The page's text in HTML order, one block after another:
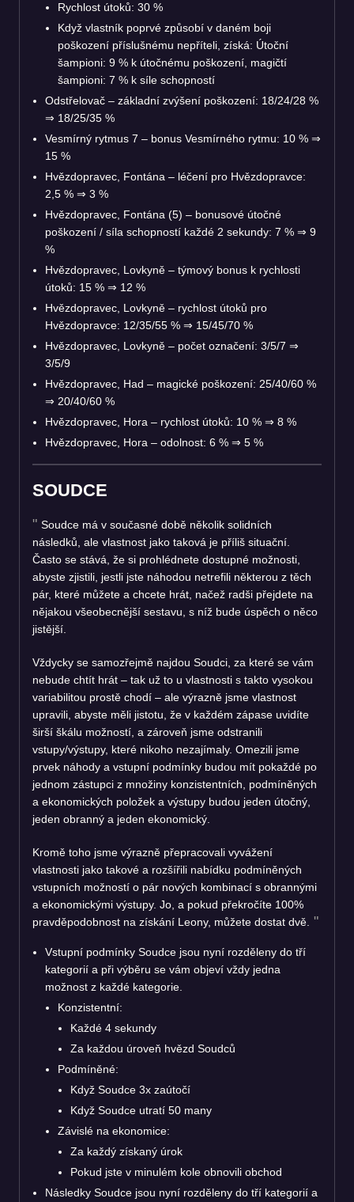
Rychlost útoků: 30 %
Když vlastník poprvé způsobí v daném boji
poškození příslušnému nepříteli, získá: Útoční
šampioni: 9 % k útočnému poškození, magičtí
šampioni: 7 % k síle schopností
Odstřelovač – základní zvýšení poškození: 18/24/28 %
⇒ 18/25/35 %
Vesmírný rytmus 7 – bonus Vesmírného rytmu: 10 % ⇒
15 %
Hvězdopravec, Fontána – léčení pro Hvězdopravce:
2,5 % ⇒ 3 %
Hvězdopravec, Fontána (5) – bonusové útočné
poškození / síla schopností každé 2 sekundy: 7 % ⇒ 9
%
Hvězdopravec, Lovkyně – týmový bonus k rychlosti
útoků: 15 % ⇒ 12 %
Hvězdopravec, Lovkyně – rychlost útoků pro
Hvězdopravce: 12/35/55 % ⇒ 15/45/70 %
Hvězdopravec, Lovkyně – počet označení: 3/5/7 ⇒
3/5/9
Hvězdopravec, Had – magické poškození: 25/40/60 %
⇒ 20/40/60 %
Hvězdopravec, Hora – rychlost útoků: 10 % ⇒ 8 %
Hvězdopravec, Hora – odolnost: 6 % ⇒ 5 %
SOUDCE
Soudce má v současné době několik solidních
následků, ale vlastnost jako taková je příliš situační.
Často se stává, že si prohlédnete dostupné možnosti,
abyste zjistili, jestli jste náhodou netrefili některou z těch
pár, které můžete a chcete hrát, načež radši přejdete na
nějakou všeobecnější sestavu, s níž bude úspěch o něco
jistější.
Vždycky se samozřejmě najdou Soudci, za které se vám
nebude chtít hrát – tak už to u vlastnosti s takto vysokou
variabilitou prostě chodí – ale výrazně jsme vlastnost
upravili, abyste měli jistotu, že v každém zápase uvidíte
širší škálu možností, a zároveň jsme odstranili
vstupy/výstupy, které nikoho nezajímaly. Omezili jsme
prvek náhody a vstupní podmínky budou mít pokaždé po
jednom zástupci z množiny konzistentních, podmíněných
a ekonomických položek a výstupy budou jeden útočný,
jeden obranný a jeden ekonomický.
Kromě toho jsme výrazně přepracovali vyvážení
vlastnosti jako takové a rozšířili nabídku podmíněných
vstupních možností o pár nových kombinací s obrannými
a ekonomickými výstupy. Jo, a pokud překročíte 100%
pravděpodobnost na získání Leony, můžete dostat dvě.
Vstupní podmínky Soudce jsou nyní rozděleny do tří
kategorií a při výběru se vám objeví vždy jedna
možnost z každé kategorie.
Konzistentní:
Každé 4 sekundy
Za každou úroveň hvězd Soudců
Podmíněné:
Když Soudce 3x zaútočí
Když Soudce utratí 50 many
Závislé na ekonomice:
Za každý získaný úrok
Pokud jste v minulém kole obnovili obchod
Následky Soudce jsou nyní rozděleny do tří kategorií a